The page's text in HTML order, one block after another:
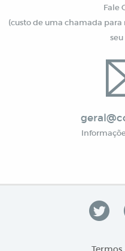
Fale
(custo de uma chamada